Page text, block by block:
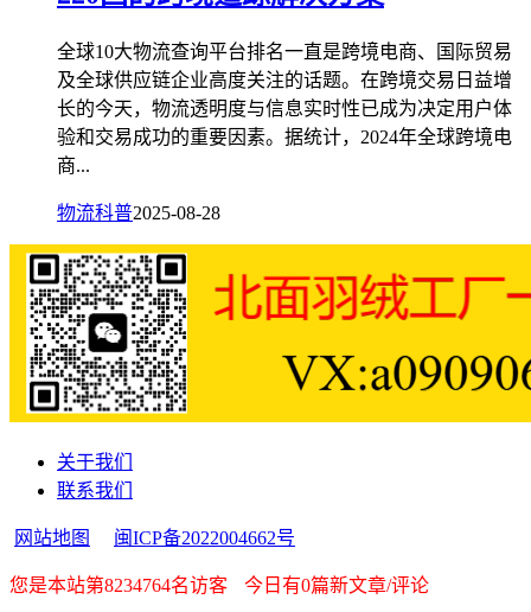
全球10大物流查询平台排名一直是跨境电商、国际贸易
及全球供应链企业高度关注的话题。在跨境交易日益增
长的今天，物流透明度与信息实时性已成为决定用户体
验和交易成功的重要因素。据统计，2024年全球跨境电
商...
物流科普2025-08-28
关于我们
联系我们
网站地图 闽ICP备2022004662号
您是本站第8234764名访客 今日有0篇新文章/评论